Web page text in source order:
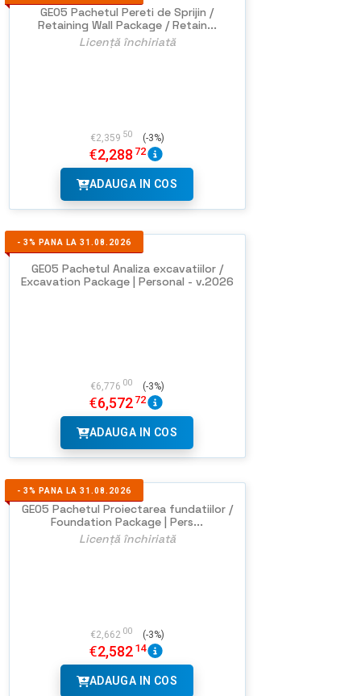
GEO5 Pachetul Pereti de Sprijin /
Retaining Wall Package / Retain...
Licență închiriată
€2,359 50 (-3%)
€2,288 72
ADAUGA IN COS
- 3% PANA LA 31.08.2026
GEO5 Pachetul Analiza excavatiilor /
Excavation Package | Personal - v.2026
€6,776 00 (-3%)
€6,572 72
ADAUGA IN COS
- 3% PANA LA 31.08.2026
GEO5 Pachetul Proiectarea fundatiilor /
Foundation Package | Pers...
Licență închiriată
€2,662 00 (-3%)
€2,582 14
ADAUGA IN COS